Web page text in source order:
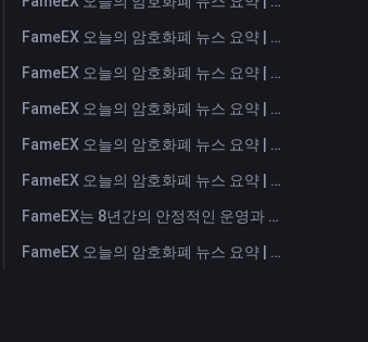
FameEX 오늘의 암호화폐 뉴스 요약 | 2026년 8월 4일
FameEX 오늘의 암호화폐 뉴스 요약 | 2026년 8월 3일
FameEX 오늘의 암호화폐 뉴스 요약 | 2026년 7월 31일
FameEX 오늘의 암호화폐 뉴스 요약 | 2026년 7월 30일
FameEX 오늘의 암호화폐 뉴스 요약 | 2026년 7월 29일
FameEX는 8년간의 안정적인 운영과 글로벌 성장을 통해 사용자 신뢰를 더욱 강화했습니다
FameEX 오늘의 암호화폐 뉴스 요약 | 2026년 7월 28일